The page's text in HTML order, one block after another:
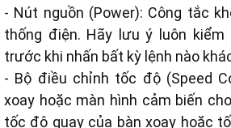
- Nút nguồn (Power): Công tắc
thống điện. Hãy lưu ý luôn kiểm
trước khi nhấn bất kỳ lệnh nào
- Bộ điều chỉnh tốc độ (Speed
xoay hoặc màn hình cảm biến
tốc độ quay của bàn xoay hoặc